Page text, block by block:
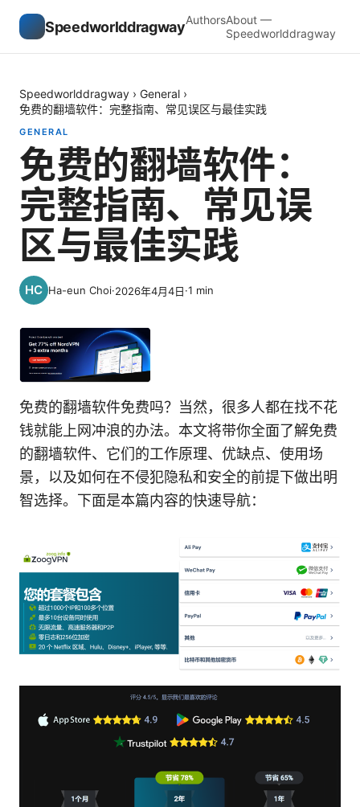
SpeedworlddragwayAuthorsAbout —
Speedworlddragway
Speedworlddragway › General ›
免费的翻墙软件：完整指南、常见误区与最佳实践
GENERAL
免费的翻墙软件：
完整指南、常见误
区与最佳实践
Ha-eun Choi·2026年4月4日·1 min
免费的翻墙软件免费吗？当然，很多人都在找不花
钱就能上网冲浪的办法。本文将带你全面了解免费
的翻墙软件、它们的工作原理、优缺点、使用场
景，以及如何在不侵犯隐私和安全的前提下做出明
智选择。下面是本篇内容的快速导航：